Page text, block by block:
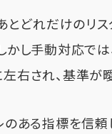
とどれだけのリ
かし手動対応で
右され、基準が
のある指標を信